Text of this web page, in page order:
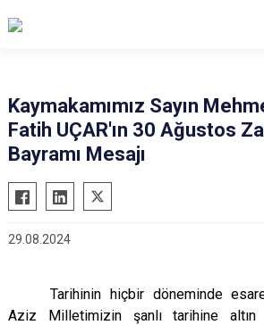
Akkışla
Bünyan
Develi
Kocasinan
Özvatan
Yahyalı
Kaymakamımız Sayın
Fatih UÇAR'ın 30 Ağustos
Bayramı Mesajı
29.08.2024
Tarihinin hiçbir döneminde
Aziz Milletimizin şanlı tarihine altın